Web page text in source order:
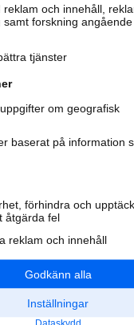
adresser,
Marknadsför
Kom igång och
samarbetspartners
Populära
Annonsera
Integritet
Nödnummer
reklam och innehåll,
samt forskning angående
tjänster
om geografisk
baserat på information
förhindra och
åtgärda fel
reklam och innehåll
Godkänn alla
Inställningar
Dataskydd